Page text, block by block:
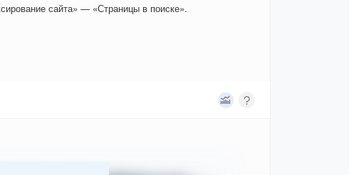
сайта» — «Страницы в поиске».